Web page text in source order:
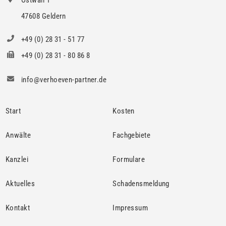
47608 Geldern
+49 (0) 28 31 - 51 77
+49 (0) 28 31 - 80 86 8
info@verhoeven-partner.de
Start Kosten
Anwälte Fachgebiete
Kanzlei Formulare
Aktuelles Schadensmeldung
Kontakt Impressum